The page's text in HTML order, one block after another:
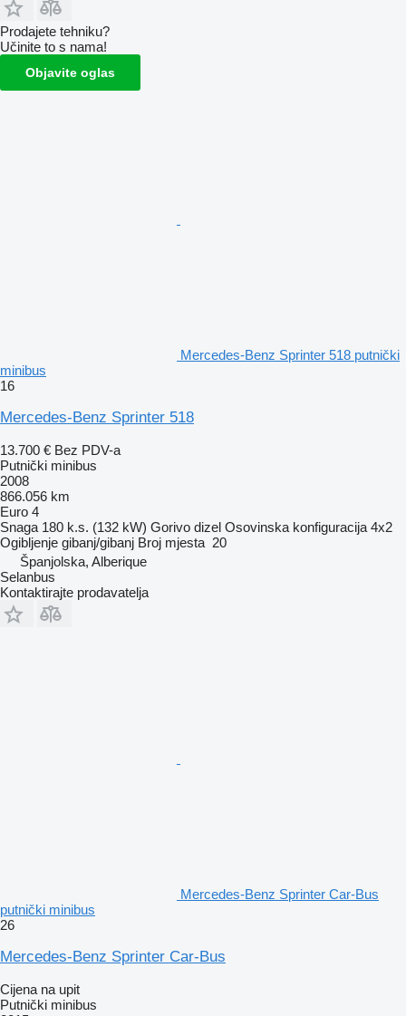
Prodajete tehniku?
Učinite to s nama!
Objavite oglas
Mercedes-Benz Sprinter 518 putnički
minibus
16
Mercedes-Benz Sprinter 518
13.700 € Bez PDV-a
Putnički minibus
2008
866.056 km
Euro 4
Snaga 180 k.s. (132 kW) Gorivo dizel Osovinska konfiguracija 4x2
Ogibljenje gibanj/gibanj Broj mjesta 20
Španjolska, Alberique
Selanbus
Kontaktirajte prodavatelja
Mercedes-Benz Sprinter Car-Bus
putnički minibus
26
Mercedes-Benz Sprinter Car-Bus
Cijena na upit
Putnički minibus